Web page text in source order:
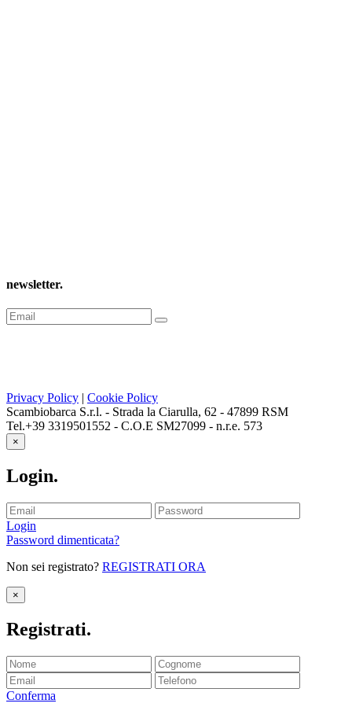
newsletter.
Privacy Policy | Cookie Policy
Scambiobarca S.r.l. - Strada la Ciarulla, 62 - 47899 RSM
Tel.+39 3319501552 - C.O.E SM27099 - n.r.e. 573
×
Login.
Login
Password dimenticata?
Non sei registrato? REGISTRATI ORA
×
Registrati.
Conferma